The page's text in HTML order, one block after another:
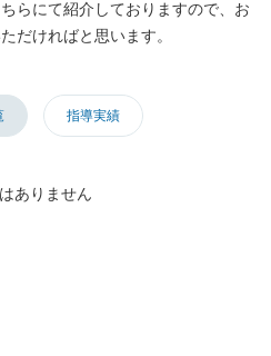
らにて紹介しておりますので、お
だければと思います。
指導実績
ありません